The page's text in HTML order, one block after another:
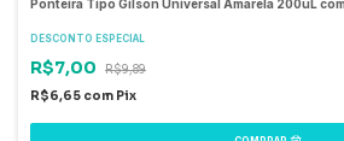
Ponteira Tipo Gilson Universal Amarela 200uL
DESCONTO ESPECIAL
R$7,00
R$9,89
R$6,65 com Pix